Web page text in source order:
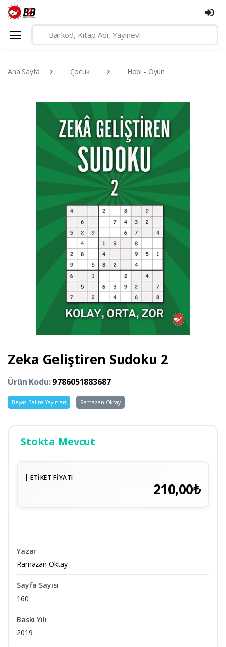
Ana Sayfa Çocuk Hobi - Oyun
Zeka Geliştiren Sudoku 2
Ürün Kodu:9786051883687
Beyaz Balina Yayınları Ramazan Oktay
Stokta Mevcut
ETIKET FIYATI
210,00₺
Yazar
Ramazan Oktay
Sayfa Sayısı
160
Baskı Yılı
2019